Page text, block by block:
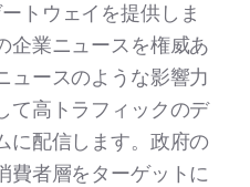
トウェイを提供しま
企業ニュースを権威あ
ュースのような影響力
て高トラフィックのデ
に配信します。政府の
費者層をターゲットに